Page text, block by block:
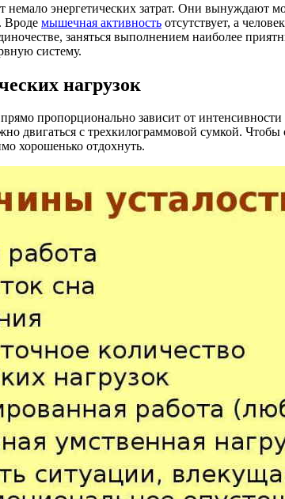
немало энергетических затрат. Они вынуждают
Вроде мышечная активность отсутствует, а
заняться выполнением наиболее
систему.
нагрузок
прямо пропорционально зависит от
двигаться с трехкилограммовой сумкой.
хорошенько отдохнуть.